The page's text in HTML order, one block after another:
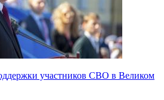
участников СВО в Великом